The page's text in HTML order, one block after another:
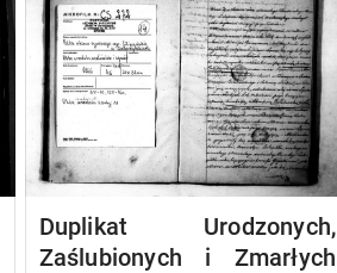
Duplikat Urodzonych,
Zaślubionych i Zmarłych